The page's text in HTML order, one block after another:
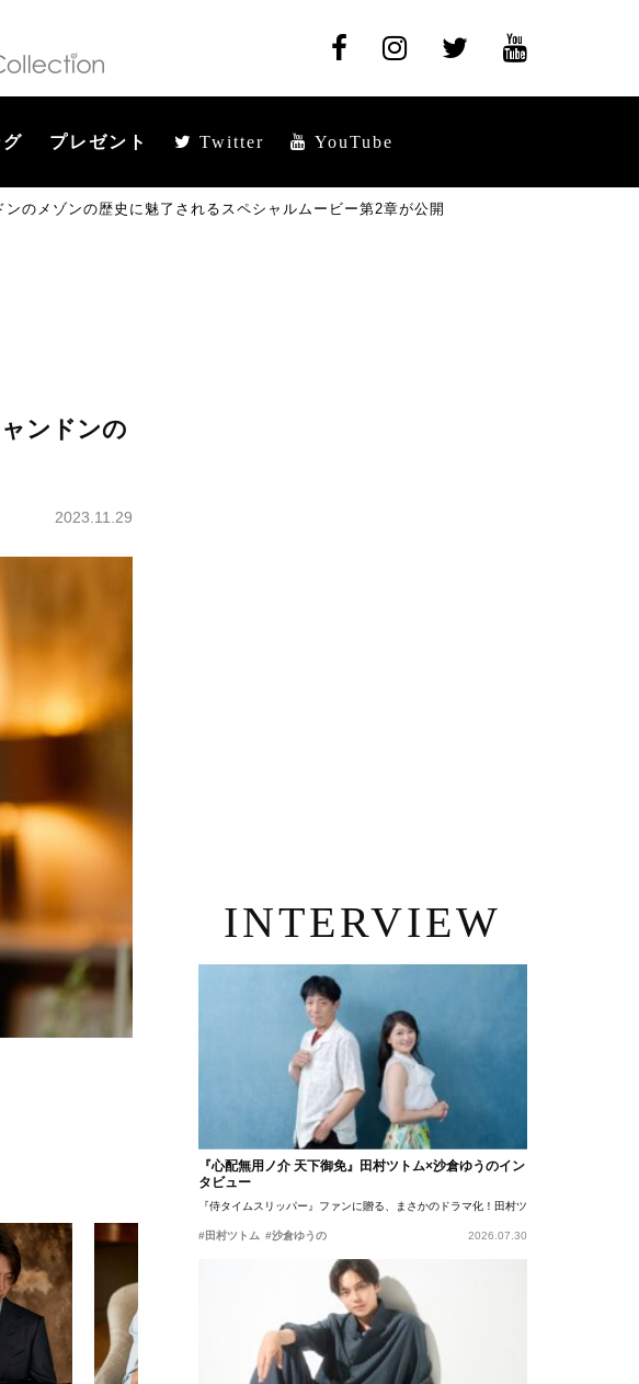
プレゼント Twitter YouTube
のメゾンの歴史に魅了されるスペシャルムービー第2章が公開
ンドンの
2023.11.29
INTERVIEW
『心配無用ノ介 天下御免』田村ツトム×沙倉ゆうのイン
タビュー
『侍タイムスリッパー』ファンに贈る、まさかのドラマ化！田村ツトム×沙倉ゆうのが語
#田村ツトム #沙倉ゆうの 2026.07.30